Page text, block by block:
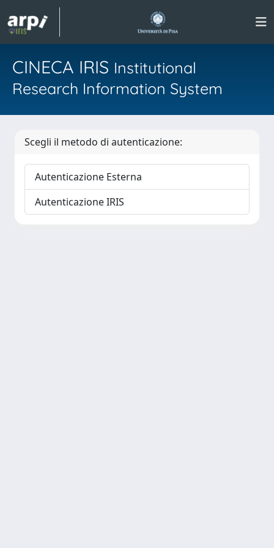
CINECA IRIS Institutional
Research Information System
Scegli il metodo di autenticazione:
Autenticazione Esterna
Autenticazione IRIS